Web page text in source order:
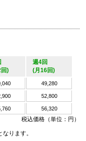
)
週4回
(月16回)
49,280
52,800
56,320
税込価格（単位：円）
ります。